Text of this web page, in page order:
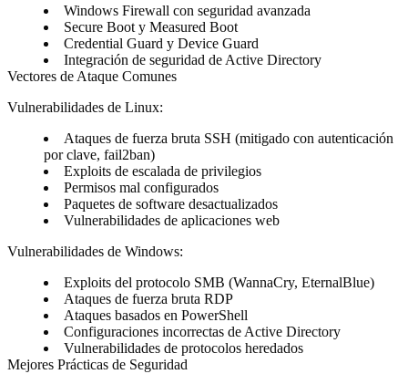
Windows Firewall con seguridad avanzada
Secure Boot y Measured Boot
Credential Guard y Device Guard
Integración de seguridad de Active Directory
Vectores de Ataque Comunes
Vulnerabilidades de Linux:
Ataques de fuerza bruta SSH (mitigado con autenticación
por clave, fail2ban)
Exploits de escalada de privilegios
Permisos mal configurados
Paquetes de software desactualizados
Vulnerabilidades de aplicaciones web
Vulnerabilidades de Windows:
Exploits del protocolo SMB (WannaCry, EternalBlue)
Ataques de fuerza bruta RDP
Ataques basados en PowerShell
Configuraciones incorrectas de Active Directory
Vulnerabilidades de protocolos heredados
Mejores Prácticas de Seguridad